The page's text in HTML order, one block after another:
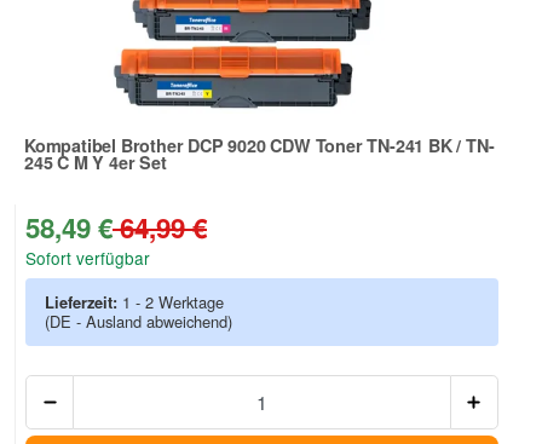
Kompatibel Brother DCP 9020 CDW Toner TN-241 BK / TN-
245 C M Y 4er Set
58,49 €64,99 €
Sofort verfügbar
Lieferzeit: 1 - 2 Werktage
(DE - Ausland abweichend)